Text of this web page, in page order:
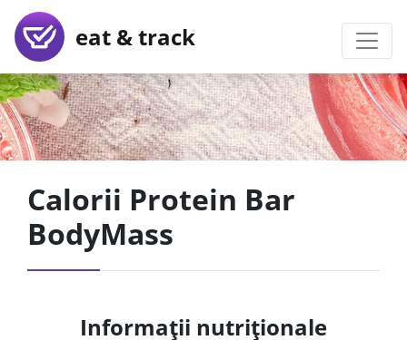
eat & track
Calorii Protein Bar
BodyMass
Informații nutriționale